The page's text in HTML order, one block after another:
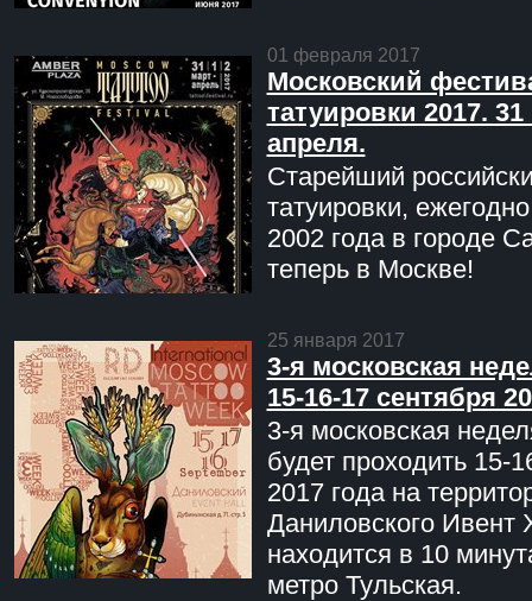
01 февраля 2017
Московский
татуировки 2017. 31
апреля.
Старейший
татуировки,
2002 года в городе
теперь в Москве!
25 января 2017
3-я московская
15-16-17 сентября
3-я московская
будет проходить 15-
2017 года на
Даниловского Ивент
находится в 10
метро Тульская.